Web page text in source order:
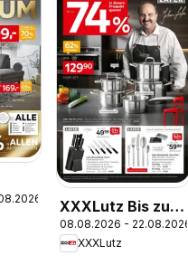
XXXLutz Bis zu
74% sparen
08.08.2026 - 22.08.2026
XXXLutz